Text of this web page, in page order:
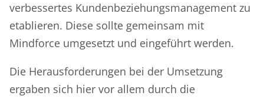
verbessertes Kundenbeziehungsmanagement zu
etablieren. Diese sollte gemeinsam mit
Mindforce umgesetzt und eingeführt werden.
Die Herausforderungen bei der Umsetzung
ergaben sich hier vor allem durch die